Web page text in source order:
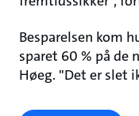
Besparelsen kom
sparet 60 % på de
Høeg. "Det er slet